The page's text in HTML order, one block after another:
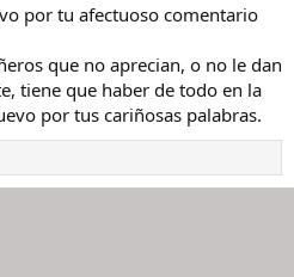
por tu afectuoso comentario
que no aprecian, o no le dan
tiene que haber de todo en la
por tus cariñosas palabras.